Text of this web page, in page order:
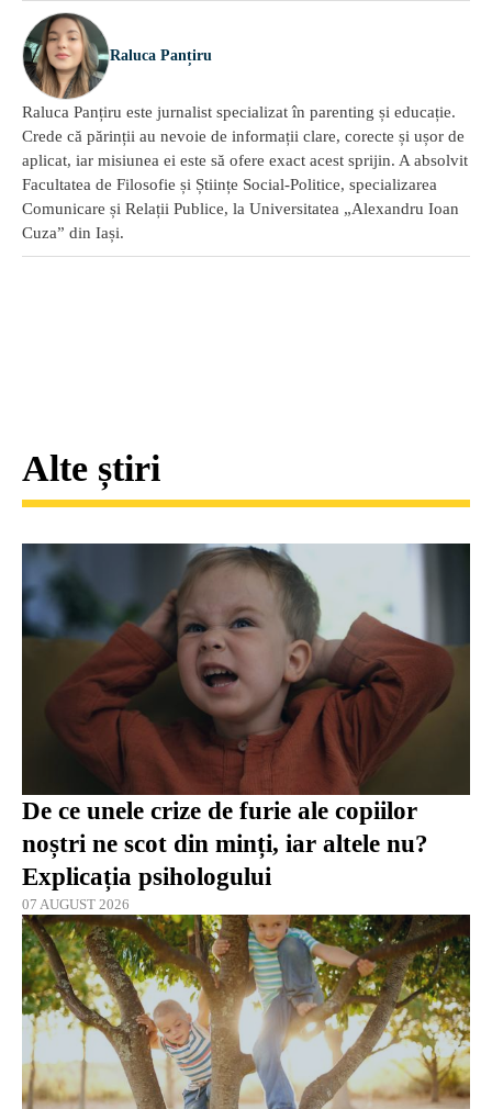
Raluca Panțiru
Raluca Panțiru este jurnalist specializat în parenting și educație.
Crede că părinții au nevoie de informații clare, corecte și ușor de
aplicat, iar misiunea ei este să ofere exact acest sprijin. A absolvit
Facultatea de Filosofie și Științe Social-Politice, specializarea
Comunicare și Relații Publice, la Universitatea „Alexandru Ioan
Cuza” din Iași.
Alte știri
De ce unele crize de furie ale copiilor
noștri ne scot din minți, iar altele nu?
Explicația psihologului
07 AUGUST 2026